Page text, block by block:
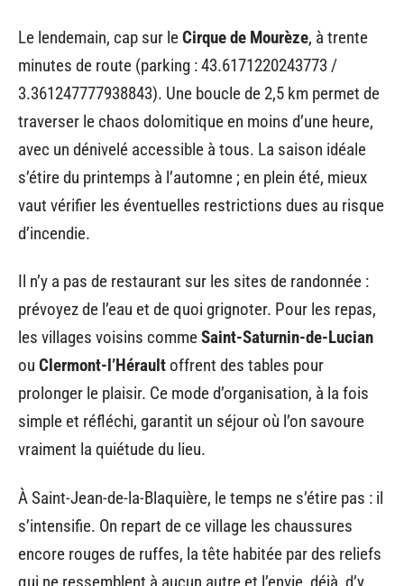
Le lendemain, cap sur leCirque de Mourèze, à trente
minutes de route (parking : 43.6171220243773 /
3.361247777938843). Une boucle de 2,5 km permet de
traverser le chaos dolomitique en moins d’une heure,
avec un dénivelé accessible à tous. La saison idéale
s’étire du printemps à l’automne ; en plein été, mieux
vaut vérifier les éventuelles restrictions dues au risque
d’incendie.
Il n’y a pas de restaurant sur les sites de randonnée :
prévoyez de l’eau et de quoi grignoter. Pour les repas,
les villages voisins commeSaint-Saturnin-de-Lucian
ou Clermont-l’Hérault offrent des tables pour
prolonger le plaisir. Ce mode d’organisation, à la fois
simple et réfléchi, garantit un séjour où l’on savoure
vraiment la quiétude du lieu.
À Saint-Jean-de-la-Blaquière, le temps ne s’étire pas : il
s’intensifie. On repart de ce village les chaussures
encore rouges de ruffes, la tête habitée par des reliefs
qui ne ressemblent à aucun autre et l’envie, déjà, d’y